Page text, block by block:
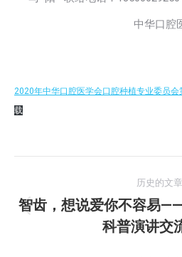
中华口腔医学会口
2020年中华口腔医学会口腔种植专业委员
载
章
历史的文章
历
史
智齿，想说爱你不容易
科普演讲交